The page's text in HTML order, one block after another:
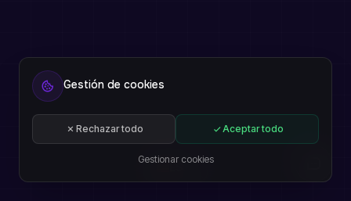
ES
Gestión de cookies
Rechazar todo Aceptar todo
Gestionar cookies